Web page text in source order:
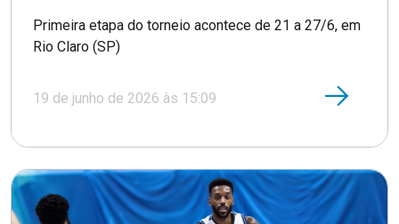
Primeira etapa do torneio acontece de 21 a 27/6, em
Rio Claro (SP)
19 de junho de 2026 às 15:09